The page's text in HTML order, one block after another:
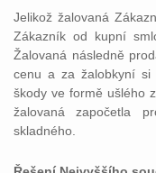
Jelikož žalovaná
Zákazník od kupní
Žalovaná následně
cenu a za žalobkyní si
škody ve formě ušlého
žalovaná započetla
skladného.